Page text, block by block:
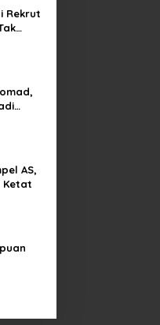
Rekrut
AS,
Ketat